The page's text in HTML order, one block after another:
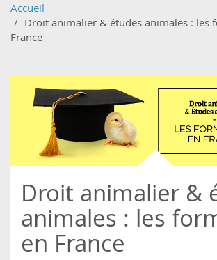
Accueil
Droit animalier & études animales : les
France
Droit animalier &
animales : les
en France